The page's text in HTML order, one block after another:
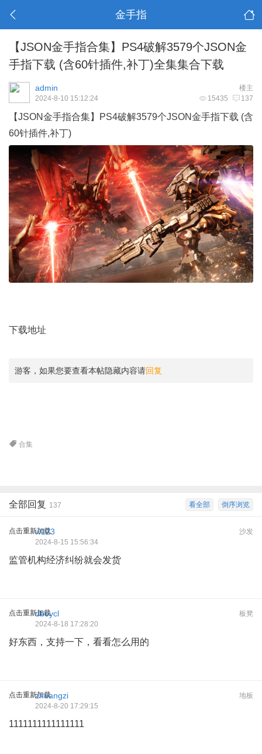
金手指
【JSON金手指合集】PS4破解3579个JSON金
手指下载 (含60针插件,补丁)全集集合下载
楼主
admin
15435 137
2024-8-10 15:12:24
【JSON金手指合集】PS4破解3579个JSON金手指下载 (含
60针插件,补丁)
下载地址
游客，如果您要查看本帖隐藏内容请回复
合集
倒序浏览
看全部
全部回复 137
点击重新加载 沙发
w123
2024-8-15 15:56:34
监管机构经济纠纷就会发货
点击重新加载 板凳
dboycl
2024-8-18 17:28:20
好东西，支持一下，看看怎么用的
点击重新加载 地板
zhuangzi
2024-8-20 17:29:15
1111111111111111